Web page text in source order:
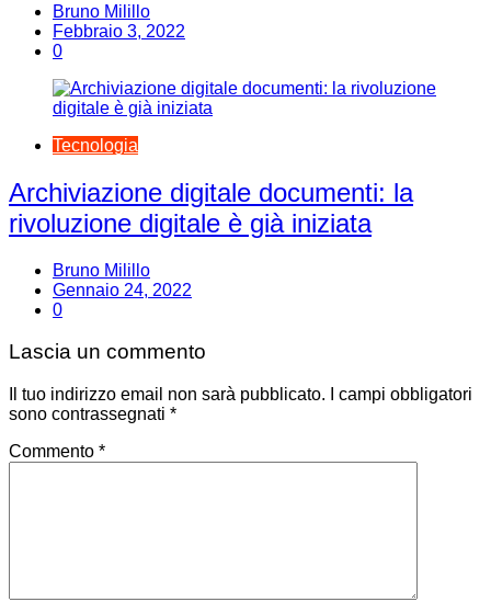
Bruno Milillo
Febbraio 3, 2022
0
Tecnologia
Archiviazione digitale documenti: la
rivoluzione digitale è già iniziata
Bruno Milillo
Gennaio 24, 2022
0
Lascia un commento
Il tuo indirizzo email non sarà pubblicato.
I campi obbligatori
sono contrassegnati *
Commento *